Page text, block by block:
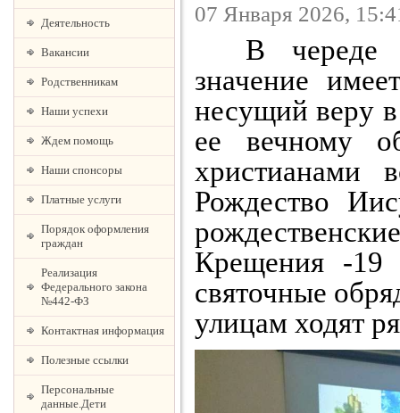
Деятельность
Вакансии
Родственникам
Наши успехи
Ждем помощь
Наши спонсоры
Платные услуги
Порядок оформления
граждан
Реализация
Федерального закона
№442-ФЗ
Контактная информация
Полезные ссылки
Персональные
данные.Дети
07 Января 2026,
В череде
значение
несущий веру
ее вечному
христианами
Рождество
Крещения -19
святочные
улицам ходят